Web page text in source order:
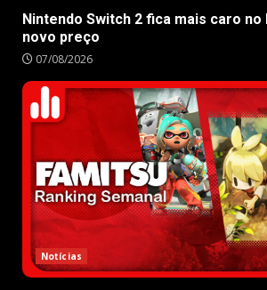
Nintendo Switch 2 fica mais caro no
novo preço
07/08/2026
Notícias